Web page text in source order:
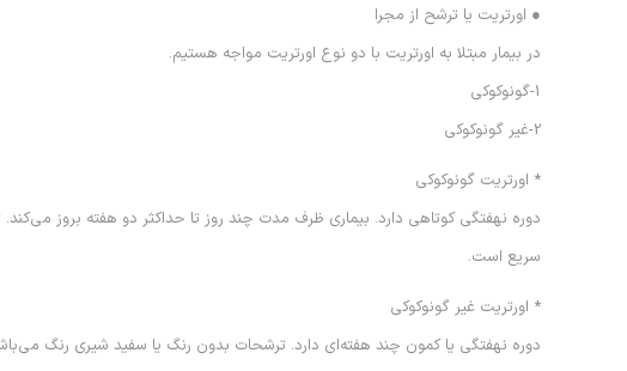
● اورتريت يا ترشح از مجرا
در بيمار مبتلا به اورتريت با دو نوع اورتريت مواجه هستيم.
1-گونوكوكي
2-غير گونوكوكي
* اورتريت گونوكوكي
دوره نهفتگي كوتاهي دارد. بيماري ظرف مدت چند روز تا حداكثر دو هفته بروز
سريع است.
* اورتريت غير گونوكوكي
دوره نهفتگي يا كمون چند هفته‌اي دارد. ترشحات بدون رنگ يا سفيد شيري رنگ